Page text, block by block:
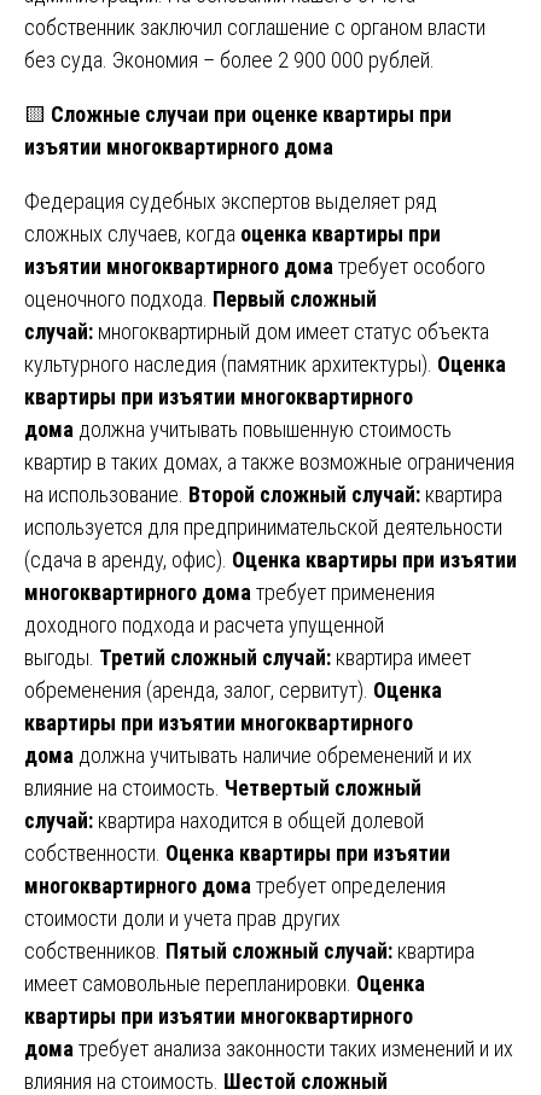
собственник заключил соглашение с органом власти
без суда. Экономия – более 2 900 000 рублей.
🟨 Сложные случаи при оценке квартиры при
изъятии многоквартирного дома
Федерация судебных экспертов выделяет ряд
сложных случаев, когда оценка квартиры при
изъятии многоквартирного дома требует особого
оценочного подхода. Первый сложный
случай: многоквартирный дом имеет статус объекта
культурного наследия (памятник архитектуры). Оценка
квартиры при изъятии многоквартирного
дома должна учитывать повышенную стоимость
квартир в таких домах, а также возможные ограничения
на использование. Второй сложный случай: квартира
используется для предпринимательской деятельности
(сдача в аренду, офис). Оценка квартиры при изъятии
многоквартирного дома требует применения
доходного подхода и расчета упущенной
выгоды. Третий сложный случай: квартира имеет
обременения (аренда, залог, сервитут). Оценка
квартиры при изъятии многоквартирного
дома должна учитывать наличие обременений и их
влияние на стоимость. Четвертый сложный
случай: квартира находится в общей долевой
собственности. Оценка квартиры при изъятии
многоквартирного дома требует определения
стоимости доли и учета прав других
собственников. Пятый сложный случай: квартира
имеет самовольные перепланировки. Оценка
квартиры при изъятии многоквартирного
дома требует анализа законности таких изменений и их
влияния на стоимость. Шестой сложный